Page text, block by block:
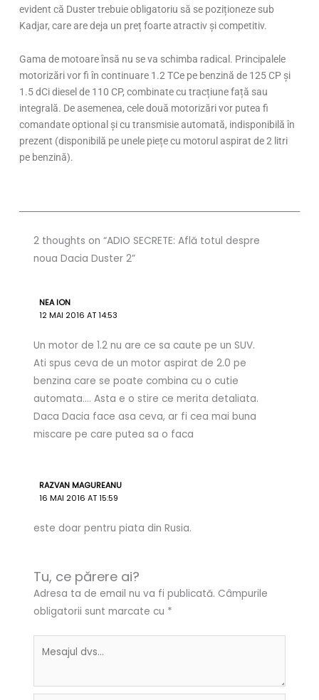
evident că Duster trebuie obligatoriu să se poziționeze sub
Kadjar, care are deja un preț foarte atractiv și competitiv.
Gama de motoare însă nu se va schimba radical. Principalele
motorizări vor fi în continuare 1.2 TCe pe benzină de 125 CP și
1.5 dCi diesel de 110 CP, combinate cu tracțiune față sau
integrală. De asemenea, cele două motorizări vor putea fi
comandate optional și cu transmisie automată, indisponibilă în
prezent (disponibilă pe unele piețe cu motorul aspirat de 2 litri
pe benzină).
2 thoughts on “ADIO SECRETE: Află totul despre
noua Dacia Duster 2”
NEA ION
12 MAI 2016 AT 14:53
Un motor de 1.2 nu are ce sa caute pe un SUV.
Ati spus ceva de un motor aspirat de 2.0 pe
benzina care se poate combina cu o cutie
automata…. Asta e o stire ce merita detaliata.
Daca Dacia face asa ceva, ar fi cea mai buna
miscare pe care putea sa o faca
RAZVAN MAGUREANU
16 MAI 2016 AT 15:59
este doar pentru piata din Rusia.
Tu, ce părere ai?
Adresa ta de email nu va fi publicată. Câmpurile
obligatorii sunt marcate cu *